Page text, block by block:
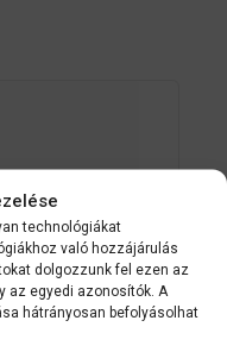
technológiákat
való hozzájárulás
dolgozzunk fel ezen az
az egyedi azonosítók. A
hátrányosan befolyásolhat